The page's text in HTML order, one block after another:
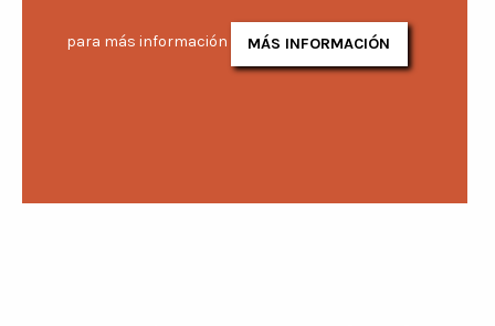
para más información MÁS INFORMACIÓN